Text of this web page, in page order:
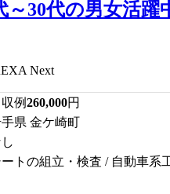
～30代の男女活
Next
収例260,000円
県 金ケ崎町
ートの組立・検査 / 自動車系